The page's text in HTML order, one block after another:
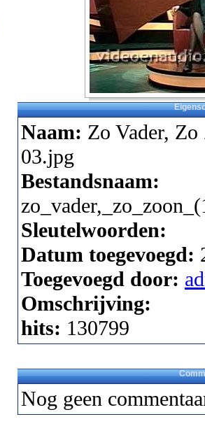
Naam: Zo Vader,
03.jpg
Bestandsnaam:
Sleutelwoorden:
Datum toegevoegd:
Toegevoegd door:
Omschrijving:
hits: 130799
Nog geen